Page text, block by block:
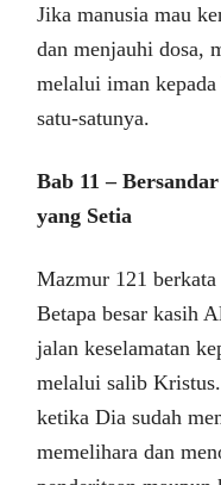
Jika manusia mau
dan menjauhi dosa,
melalui iman
satu-satunya.
Bab 11 –
yang Setia
Mazmur 121
Betapa besar kasih
jalan keselamatan
melalui salib
ketika Dia sudah
memelihara dan